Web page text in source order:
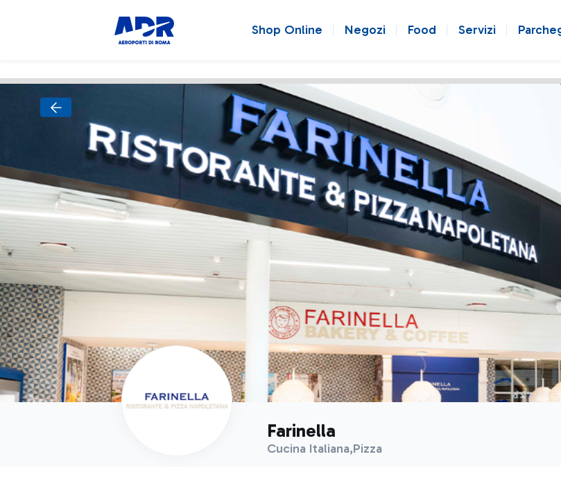
Shop Online Negozi Food Servizi
Farinella
Cucina Italiana,Pizza